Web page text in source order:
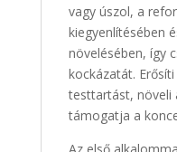
vagy úszol, a
kiegyenlítésében
növelésében, így
kockázatát.
testtartást, növeli
támogatja a